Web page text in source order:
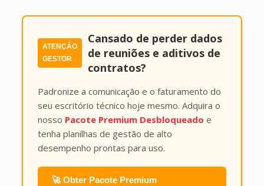
ATENÇÃO
GESTOR
Cansado de perder dados
de reuniões e aditivos de
contratos?
Padronize a comunicação e o faturamento do
seu escritório técnico hoje mesmo. Adquira o
nosso Pacote Premium Desbloqueado e
tenha planilhas de gestão de alto
desempenho prontas para uso.
🚀 Obter Pacote Premium